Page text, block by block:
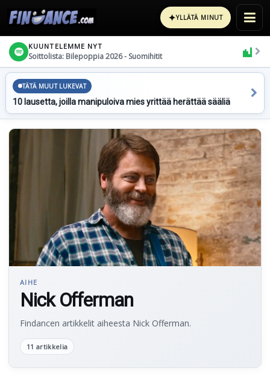
✦YLLÄTÄ MINUT
KUUNTELEMME NYT
Soittolista: Bilepoppia 2026 - Suomihitit
TÄTÄ MUUT LUKEVAT
10 lausetta, joilla manipuloiva mies yrittää herättää sääliä
AIHE
Nick Offerman
Findancen artikkelit aiheesta Nick Offerman.
11 artikkelia